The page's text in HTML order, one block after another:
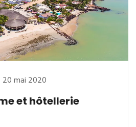
20 mai 2020
et hôtellerie